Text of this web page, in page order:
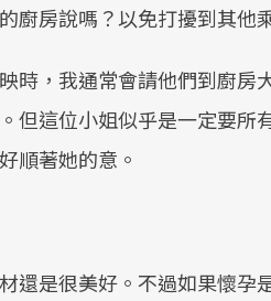
廚房說嗎？以免打擾到其他
時，我通常會請他們到廚房
但這位小姐似乎是一定要所
順著她的意。
還是很美好。不過如果懷孕